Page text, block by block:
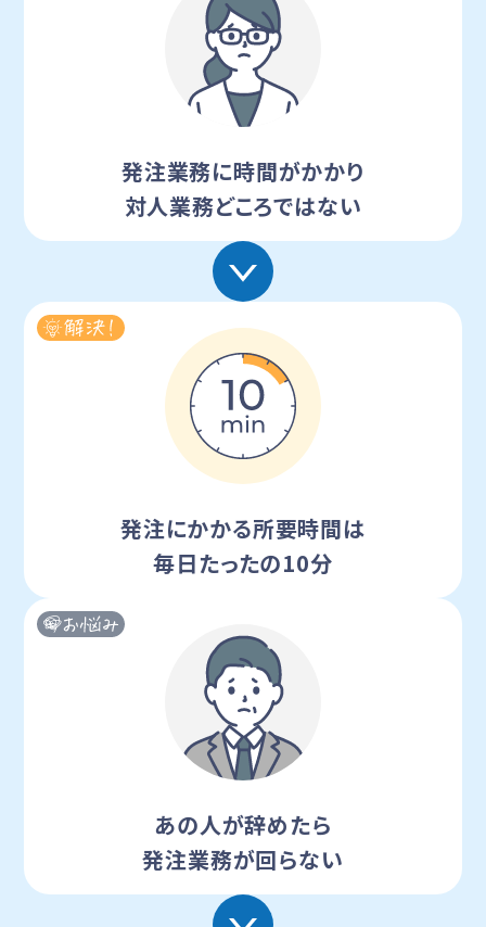
発注業務に時間がかかり
対人業務どころではない
発注にかかる所要時間は
毎日たったの10分
あの人が辞めたら
発注業務が回らない